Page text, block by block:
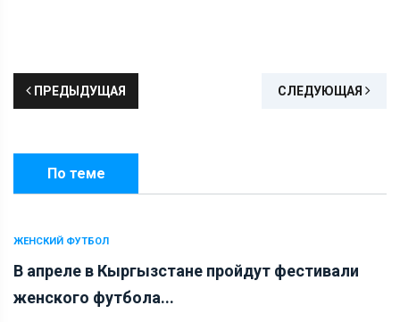
ПРЕДЫДУЩАЯ СЛЕДУЮЩАЯ
По теме
ЖЕНСКИЙ ФУТБОЛ
В апреле в Кыргызстане пройдут фестивали
женского футбола...